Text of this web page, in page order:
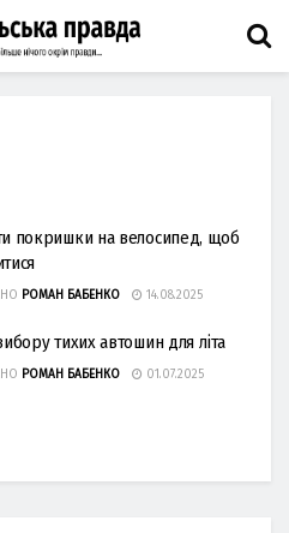
покришки на велосипед, щоб
РОМАН БАБЕНКО 14.08.2025
тихих автошин для літа
РОМАН БАБЕНКО 01.07.2025